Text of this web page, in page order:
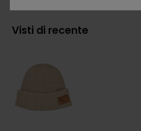
Visti di recente